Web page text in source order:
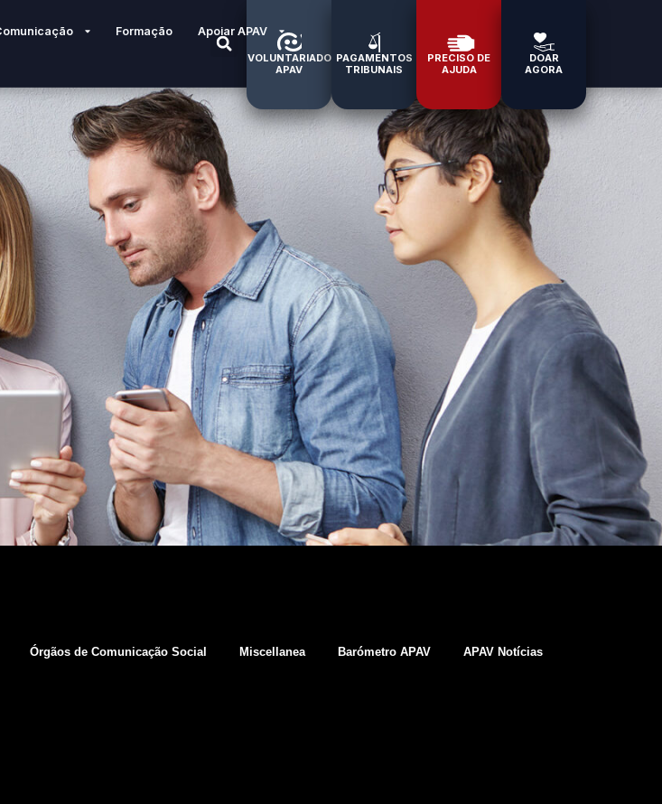
Formação Apoiar APAV
VOLUNTARIADO
APAV
PAGAMENTOS
TRIBUNAIS
PRECISO DE
AJUDA
DOAR
AGORA
Órgãos de Comunicação Social Miscellanea Barómetro APAV APAV Notícias